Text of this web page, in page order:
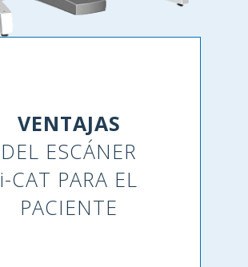
VENTAJAS
DEL ESCÁNER
i-CAT PARA EL
PACIENTE